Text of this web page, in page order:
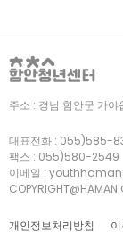
개인정보처리방침
주소 : 경남 함안군 가
대표전화 : 055)585-
팩스 : 055)580-2549
이메일 :
COPYRIGHT@HAMAN